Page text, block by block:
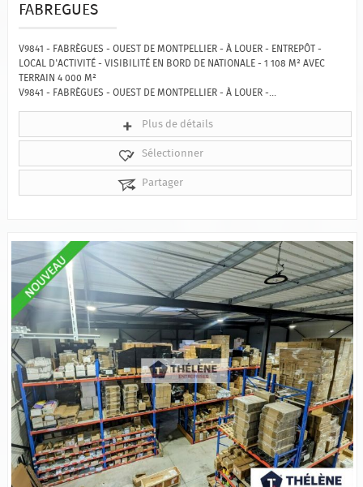
FABREGUES
V9841 - FABRÈGUES - OUEST DE MONTPELLIER - À LOUER - ENTREPÔT -
LOCAL D'ACTIVITÉ - VISIBILITÉ EN BORD DE NATIONALE - 1 108 M² AVEC
TERRAIN 4 000 M²
V9841 - FABRÈGUES - OUEST DE MONTPELLIER - À LOUER -...
Plus de détails
Sélectionner
Partager